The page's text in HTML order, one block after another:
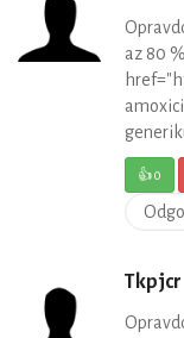
az 80
👍0
Tkpjcr